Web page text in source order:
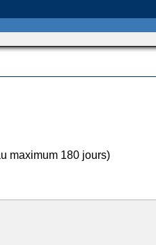
maximum 180 jours)